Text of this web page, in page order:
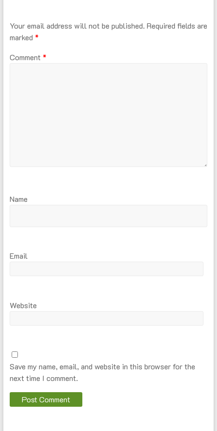
Your email address will not be published. Required fields are
marked *
Comment *
Name
Email
Website
Save my name, email, and website in this browser for the
next time I comment.